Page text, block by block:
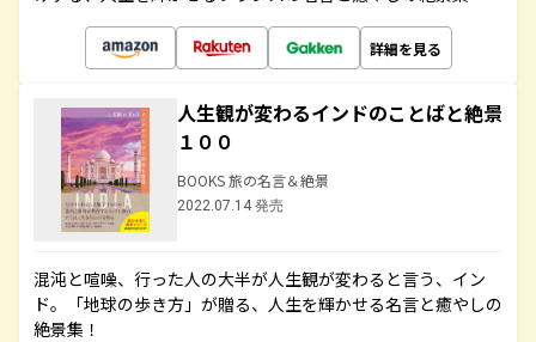
詳細を見る
人生観が変わるインドのことばと絶景
１００
BOOKS 旅の名言＆絶景
2022.07.14 発売
混沌と喧噪、行った人の大半が人生観が変わると言う、イン
ド。「地球の歩き方」が贈る、人生を輝かせる名言と癒やしの
絶景集！